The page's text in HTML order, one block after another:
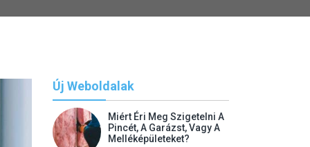
Új Weboldalak
Miért Éri Meg Szigetelni A
Pincét, A Garázst, Vagy A
Melléképületeket?